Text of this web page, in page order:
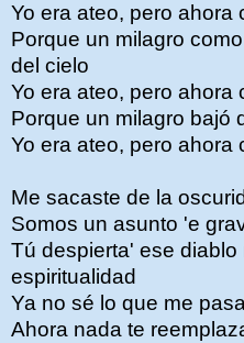
Yo era ateo, pero ahora
Porque un milagro
del cielo
Yo era ateo, pero ahora
Porque un milagro bajó
Yo era ateo, pero ahora
Me sacaste de la
Somos un asunto 'e
Tú despierta' ese
espiritualidad
Ya no sé lo que me pasa
Ahora nada te